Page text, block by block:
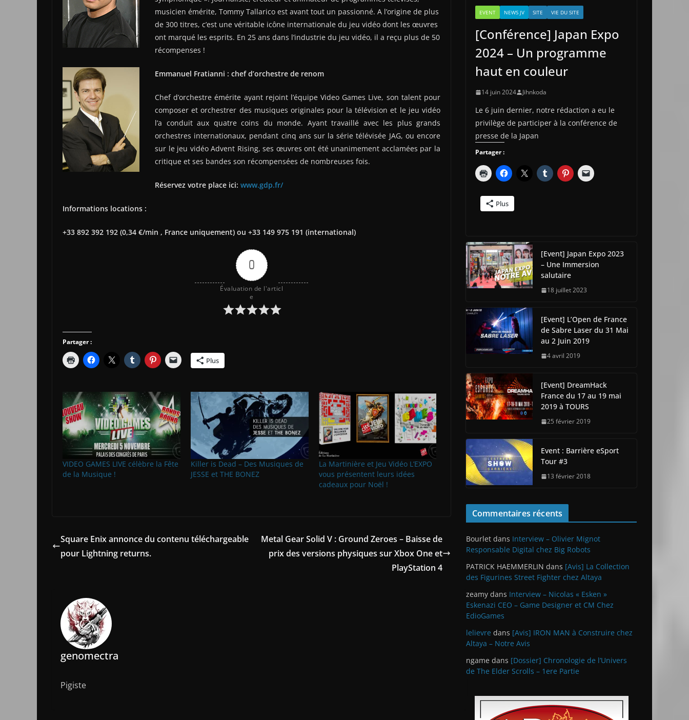
musicien émérite, Tommy Tallarico est avant tout un passionné. A l’origine de plus
de 300 titres, c’est une véritable icône internationale du jeu vidéo dont les œuvres
ont marqué les esprits. En 25 ans dans l’industrie du jeu vidéo, il a reçu plus de 50
récompenses !
Emmanuel Fratianni : chef d’orchestre de renom
Chef d’orchestre émérite ayant rejoint l’équipe Video Games Live, son talent pour
composer et orchestrer des musiques originales pour la télévision et le jeu vidéo
l’a conduit aux quatre coins du monde. Ayant travaillé avec les plus grands
orchestres internationaux, pendant cinq ans sur la série télévisée JAG, ou encore
sur le jeu vidéo Advent Rising, ses œuvres ont été unanimement acclamées par la
critique et ses bandes son récompensées de nombreuses fois.
Réservez votre place ici: www.gdp.fr/
Informations locations :
+33 892 392 192 (0,34 €/min , France uniquement) ou +33 149 975 191 (international)
0
Évaluation de l'articl
e
Partager :
Plus
VIDEO GAMES LIVE célèbre la Fête
de la Musique !
Killer is Dead – Des Musiques de
JESSE et THE BONEZ
La Martinière et Jeu Vidéo L’EXPO
vous présentent leurs idées
cadeaux pour Noël !
Square Enix annonce du contenu téléchargeable
pour Lightning returns.
Metal Gear Solid V : Ground Zeroes – Baisse de
prix des versions physiques sur Xbox One et
PlayStation 4
genomectra
Pigiste
EVENT NEWS JV SITE VIE DU SITE
[Conférence] Japan Expo
2024 – Un programme
haut en couleur
14 juin 2024 Jihnkoda
Le 6 juin dernier, notre rédaction a eu le
privilège de participer à la conférence de
presse de la Japan
Partager :
Plus
[Event] Japan Expo 2023
– Une Immersion
salutaire
18 juillet 2023
[Event] L’Open de France
de Sabre Laser du 31 Mai
au 2 Juin 2019
4 avril 2019
[Event] DreamHack
France du 17 au 19 mai
2019 à TOURS
25 février 2019
Event : Barrière eSport
Tour #3
13 février 2018
Commentaires récents
Bourlet dans Interview – Olivier Mignot
Responsable Digital chez Big Robots
PATRICK HAEMMERLIN dans [Avis] La Collection
des Figurines Street Fighter chez Altaya
zeamy dans Interview – Nicolas « Esken »
Eskenazi CEO – Game Designer et CM Chez
EdioGames
lelievre dans [Avis] IRON MAN à Construire chez
Altaya – Notre Avis
ngame dans [Dossier] Chronologie de l’Univers
de The Elder Scrolls – 1ere Partie